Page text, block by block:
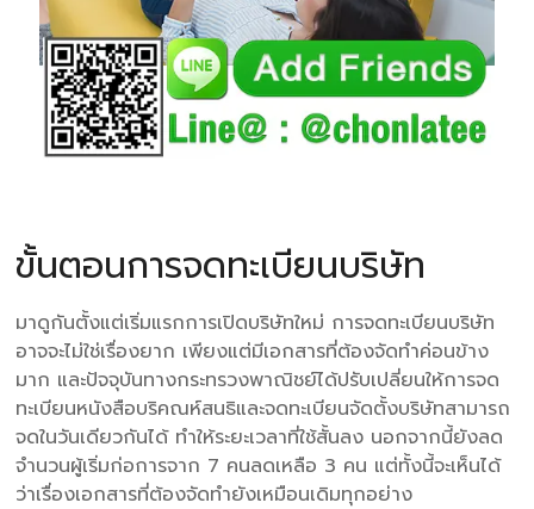
ขั้นตอนการจดทะเบียนบริษัท
มาดูกันตั้งแต่เริ่มแรกการเปิดบริษัทใหม่ การจดทะเบียนบริษัท
อาจจะไม่ใช่เรื่องยาก เพียงแต่มีเอกสารที่ต้องจัดทำค่อนข้าง
มาก และปัจจุบันทางกระทรวงพาณิชย์ได้ปรับเปลี่ยนให้การจด
ทะเบียนหนังสือบริคณห์สนธิและจดทะเบียนจัดตั้งบริษัทสามารถ
จดในวันเดียวกันได้ ทำให้ระยะเวลาที่ใช้สั้นลง นอกจากนี้ยังลด
จำนวนผู้เริ่มก่อการจาก 7 คนลดเหลือ 3 คน แต่ทั้งนี้จะเห็นได้
ว่าเรื่องเอกสารที่ต้องจัดทำยังเหมือนเดิมทุกอย่าง